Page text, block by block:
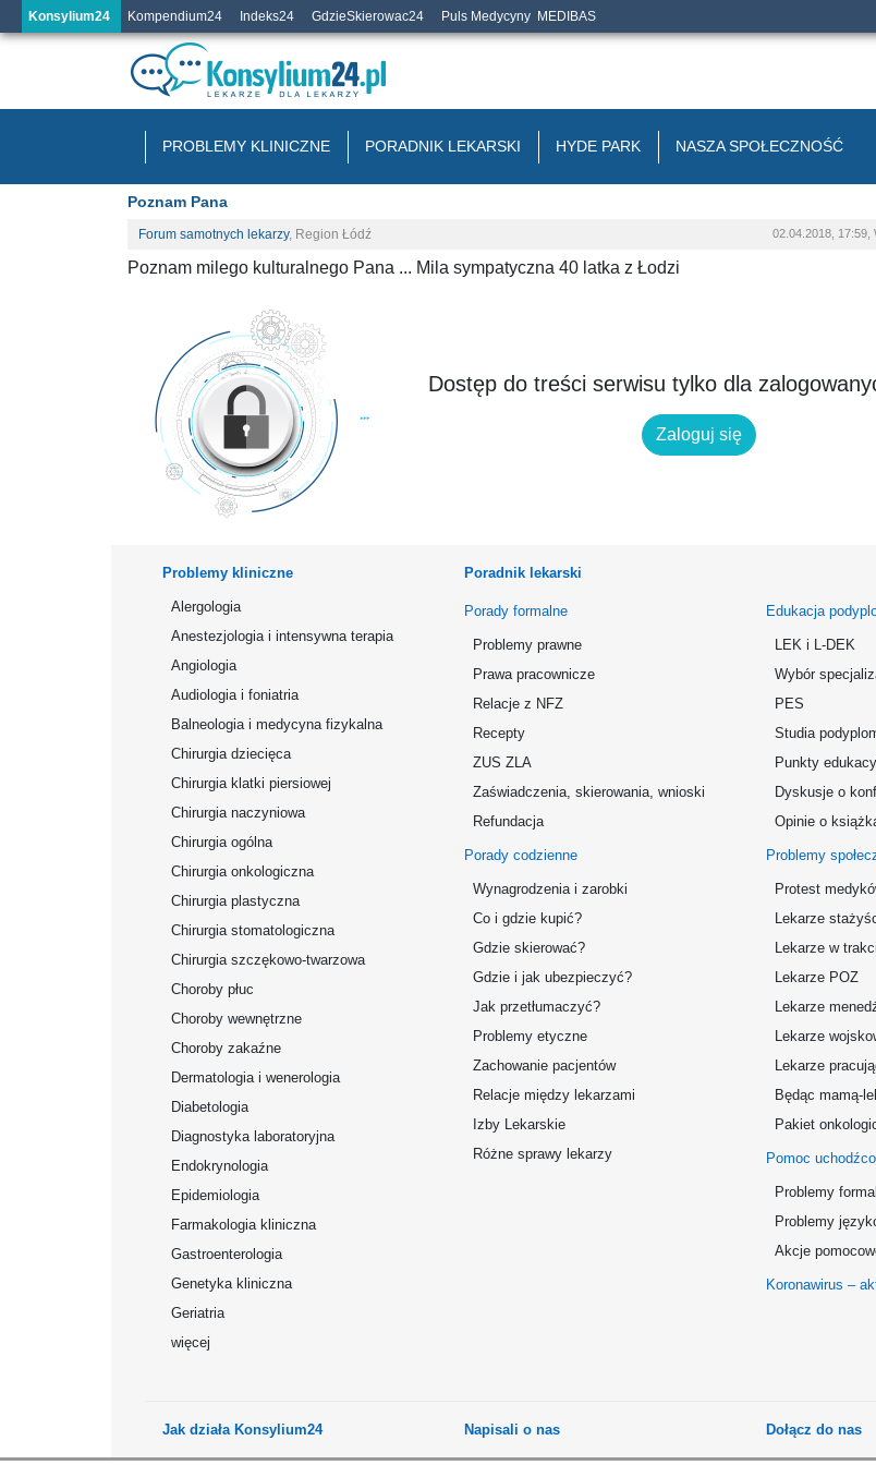
Konsylium24 Kompendium24 Indeks24 GdzieSkierowac24 Puls Medycyny MEDIBAS
PROBLEMY KLINICZNE PORADNIK LEKARSKI HYDE PARK NASZA SPOŁECZNOŚĆ
Poznam Pana
Forum samotnych lekarzy, Region Łódź 02.04.2018, 17:59,
Poznam milego kulturalnego Pana ... Mila sympatyczna 40 latka z Łodzi
Dostęp do treści serwisu tylko dla
Zaloguj się
Problemy kliniczne
Alergologia
Anestezjologia i intensywna terapia
Angiologia
Audiologia i foniatria
Balneologia i medycyna fizykalna
Chirurgia dziecięca
Chirurgia klatki piersiowej
Chirurgia naczyniowa
Chirurgia ogólna
Chirurgia onkologiczna
Chirurgia plastyczna
Chirurgia stomatologiczna
Chirurgia szczękowo-twarzowa
Choroby płuc
Choroby wewnętrzne
Choroby zakaźne
Dermatologia i wenerologia
Diabetologia
Diagnostyka laboratoryjna
Endokrynologia
Epidemiologia
Farmakologia kliniczna
Gastroenterologia
Genetyka kliniczna
Geriatria
więcej
Poradnik lekarski
Porady formalne
Problemy prawne
Prawa pracownicze
Relacje z NFZ
Recepty
ZUS ZLA
Zaświadczenia, skierowania, wnioski
Refundacja
Porady codzienne
Wynagrodzenia i zarobki
Co i gdzie kupić?
Gdzie skierować?
Gdzie i jak ubezpieczyć?
Jak przetłumaczyć?
Problemy etyczne
Zachowanie pacjentów
Relacje między lekarzami
Izby Lekarskie
Różne sprawy lekarzy
Edukacja
LEK i L-DEK
Wybór
PES
Studia
Punkty
Dyskusje o
Opinie o
Problemy
Protest
Lekarze
Lekarze w
Lekarze POZ
Lekarze
Lekarze
Lekarze
Będąc mamą-
Pakiet
Pomoc
Problemy
Problemy
Akcje
Koronawirus –
Jak działa Konsylium24 Napisali o nas Dołącz do nas